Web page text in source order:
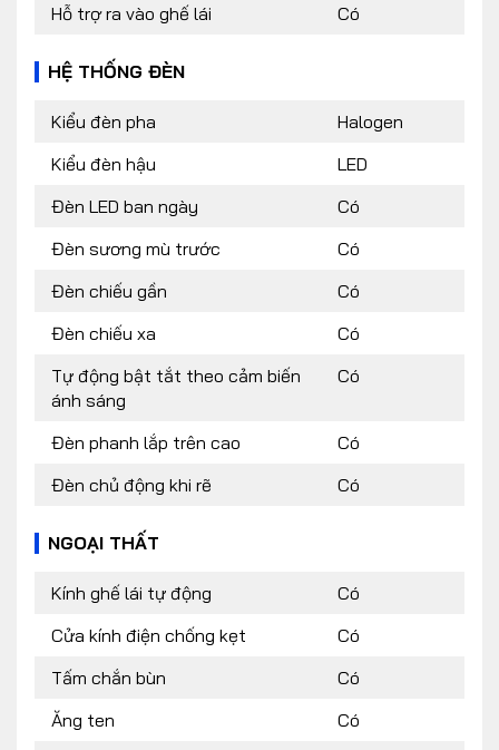
Hỗ trợ ra vào ghế lái Có
HỆ THỐNG ĐÈN
Kiểu đèn pha
Halogen
Kiểu đèn hậu
LED
Đèn LED ban ngày
Có
Đèn sương mù trước
Có
Đèn chiếu gần
Có
Đèn chiếu xa
Có
Tự động bật tắt theo cảm biến
ánh sáng
Có
Đèn phanh lắp trên cao
Có
Đèn chủ động khi rẽ
Có
NGOẠI THẤT
Kính ghế lái tự động
Có
Cửa kính điện chống kẹt
Có
Tấm chắn bùn
Có
Ăng ten
Có